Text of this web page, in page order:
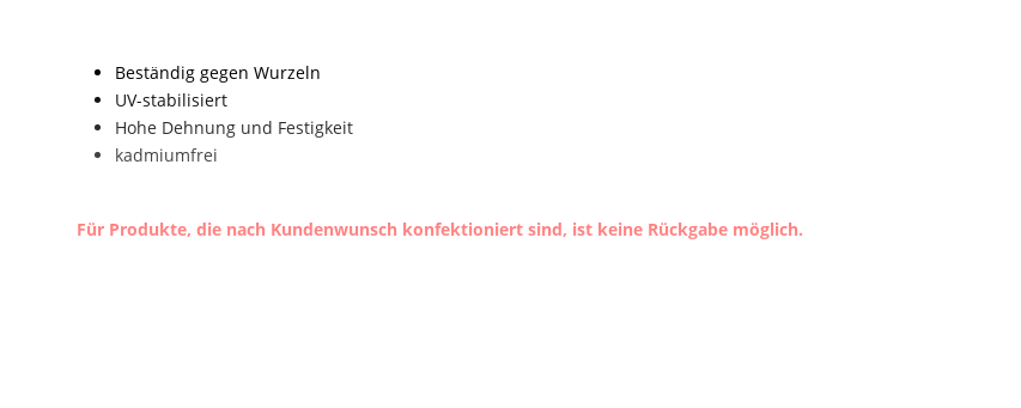
Beständig gegen Wurzeln
UV-stabilisiert
Hohe Dehnung und Festigkeit
kadmiumfrei
Für Produkte, die nach Kundenwunsch konfektioniert sind, ist keine Rückgabe möglich.